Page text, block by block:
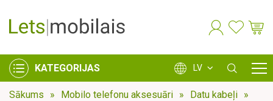
KATEGORIJAS LV
Sākums Mobilo telefonu aksesuāri
Datu kabeļi